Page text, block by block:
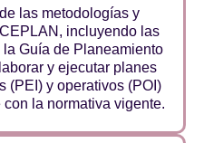
las metodologías y
incluyendo las
Guía de Planeamiento
y ejecutar planes
(PEI) y operativos (POI)
la normativa vigente.